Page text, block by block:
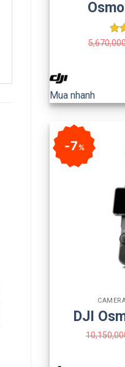
Mua nhanh
7%
DJI